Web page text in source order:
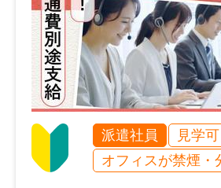
派遣社員 見学可
オフィスが禁煙・